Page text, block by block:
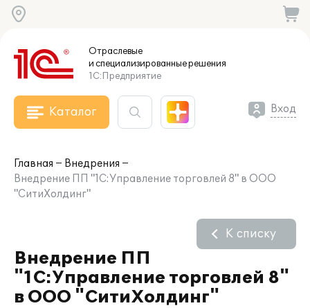
Отраслевые
и специализированныерешения
1С:Предприятие
Каталог Вход
Главная
Внедрения
Внедрение ПП "1С:Управление торговлей 8" в ООО
"СитиХолдинг"
Внедрение ПП
"1С:Управление торговлей 8"
в ООО "СитиХолдинг"
К списку